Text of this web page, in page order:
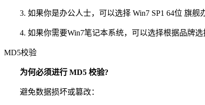
3. 如果你是办公人士，可以选择 Win7 SP1 64位 旗舰
4. 如果你需要Win7笔记本系统，可以选择根据品牌选
MD5校验
为何必须进行 MD5 校验?
避免数据损坏或篡改：